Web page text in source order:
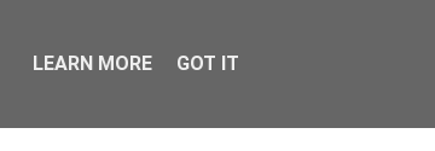
Σ.Α. Επικοινωνία Κόσμος
LEARN MORE GOT IT